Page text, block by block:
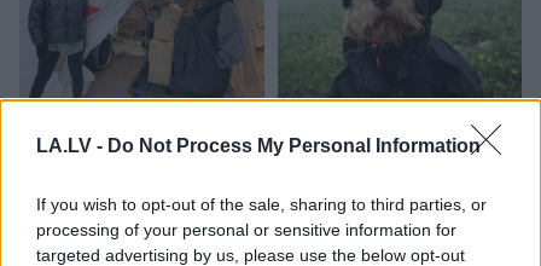
LA.LV - Do Not Process My Personal Information
If you wish to opt-out of the sale, sharing to third parties, or
processing of your personal or sensitive information for
targeted advertising by us, please use the below opt-out
gadiem tikusi izsmieta
atklājas plaša
nomelnošanas
kampaņa
lietussargu! Laika